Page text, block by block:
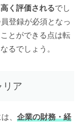
く評価されるでし
登録が必須となっ
とができる点は転
るでしょう。
リア
、 企業の財務・経